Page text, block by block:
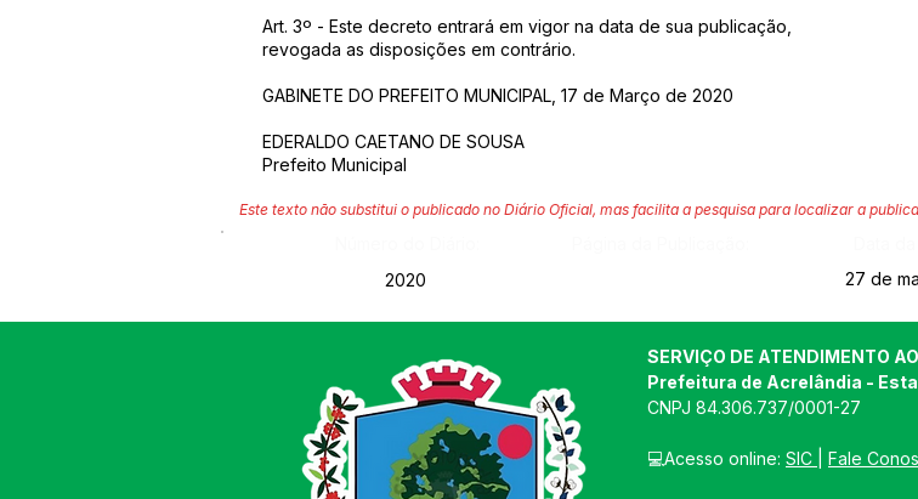
Art. 3º - Este decreto entrará em vigor na data de sua publicação,
revogada as disposições em contrário.
GABINETE DO PREFEITO MUNICIPAL, 17 de Março de 2020
EDERALDO CAETANO DE SOUSA
Prefeito Municipal
Este texto não substitui o publicado no Diário Oficial, mas facilita a pesquisa para localizar a
2020
27 de
SERVIÇO DE ATENDIMENTO
Prefeitura de Acrelândia -
CNPJ 84.306.737/0001-27
💻Acesso online: SIC Fale